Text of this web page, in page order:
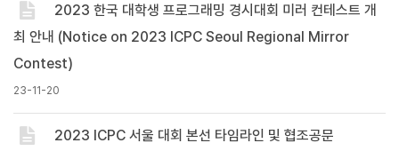
2023 한국 대학생 프로그래밍 경시대회 미러 컨테스트 개
최 안내 (Notice on 2023 ICPC Seoul Regional Mirror
Contest)
23-11-20
2023 ICPC 서울 대회 본선 타임라인 및 협조공문